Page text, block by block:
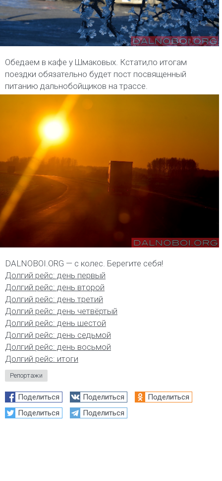
Обедаем в кафе у Шмаковых. Кстати,по итогам
поездки обязательно будет пост посвященный
питанию дальнобойщиков на трассе.
DALNOBOI.ORG — с колес. Берегите себя!
Долгий рейс: день первый
Долгий рейс: день второй
Долгий рейс: день третий
Долгий рейс: день четвёртый
Долгий рейс: день шестой
Долгий рейс: день седьмой
Долгий рейс: день восьмой
Долгий рейс: итоги
Репортажи
Поделиться Поделиться
Поделиться
Поделиться
Поделиться